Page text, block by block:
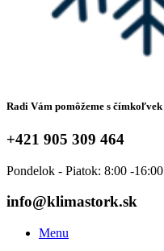
Radi Vám pomôžeme s čímkoľvek
+421 905 309 464
Pondelok - Piatok: 8:00 -16:00
info@klimastork.sk
Menu